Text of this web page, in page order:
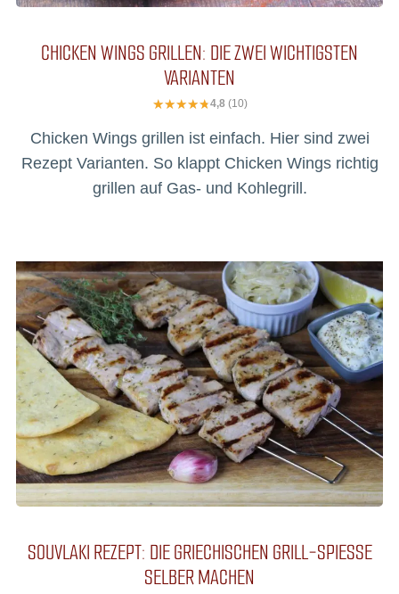
CHICKEN WINGS GRILLEN: DIE ZWEI WICHTIGSTEN
VARIANTEN
4,8 (10)
Chicken Wings grillen ist einfach. Hier sind zwei
Rezept Varianten. So klappt Chicken Wings richtig
grillen auf Gas- und Kohlegrill.
SOUVLAKI REZEPT: DIE GRIECHISCHEN GRILL-SPIESSE S
ELBER MACHEN